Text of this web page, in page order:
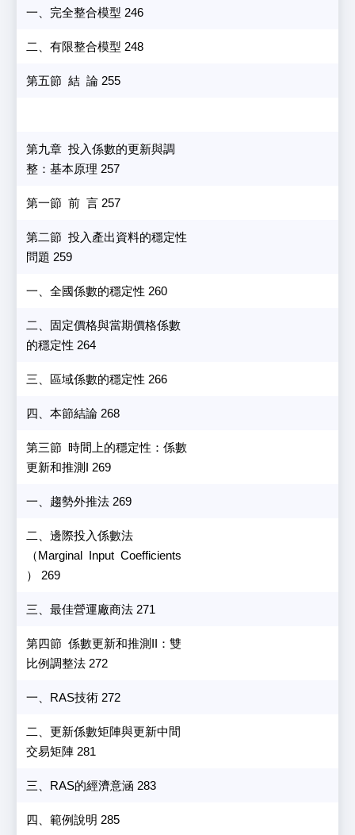
一、完全整合模型 246
二、有限整合模型 248
第五節 結 論 255
第九章 投入係數的更新與調
整：基本原理 257
第一節 前 言 257
第二節 投入產出資料的穩定性
問題 259
一、全國係數的穩定性 260
二、固定價格與當期價格係數
的穩定性 264
三、區域係數的穩定性 266
四、本節結論 268
第三節 時間上的穩定性：係數
更新和推測I 269
一、趨勢外推法 269
二、邊際投入係數法
（Marginal Input Coefficients
） 269
三、最佳營運廠商法 271
第四節 係數更新和推測II：雙
比例調整法 272
一、RAS技術 272
二、更新係數矩陣與更新中間
交易矩陣 281
三、RAS的經濟意涵 283
四、範例說明 285